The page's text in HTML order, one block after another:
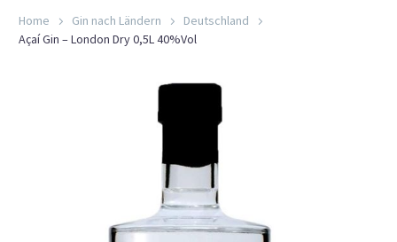
Home Gin nach Ländern
Deutschland
Açaí Gin – London Dry 0,5L 40%Vol